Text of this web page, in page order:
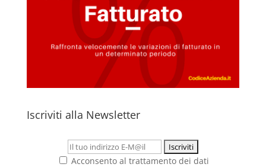
Iscriviti alla Newsletter
Acconsento al trattamento dei dati